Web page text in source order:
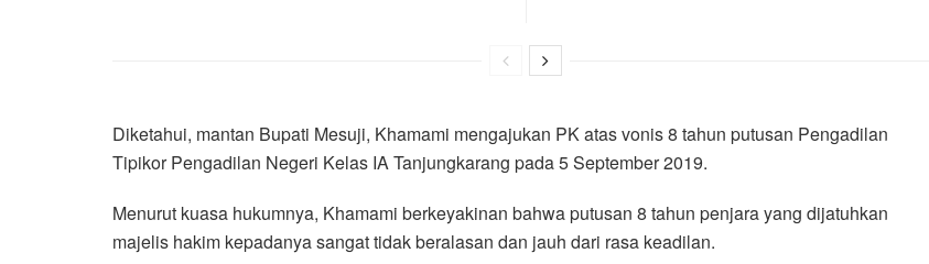
Diketahui, mantan Bupati Mesuji, Khamami mengajukan PK atas vonis 8 tahun putusan Pengadilan
Tipikor Pengadilan Negeri Kelas IA Tanjungkarang pada 5 September 2019.
Menurut kuasa hukumnya, Khamami berkeyakinan bahwa putusan 8 tahun penjara yang dijatuhkan
majelis hakim kepadanya sangat tidak beralasan dan jauh dari rasa keadilan.